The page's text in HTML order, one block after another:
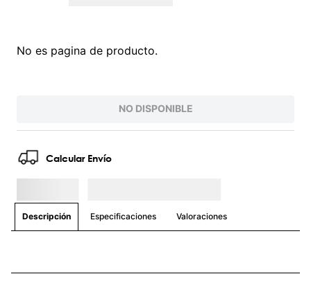
No es pagina de producto.
NO DISPONIBLE
Calcular Envío
Descripción Especificaciones Valoraciones